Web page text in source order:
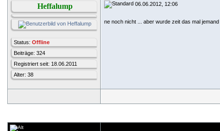
Heffalump
Status: Offline
Beiträge: 324
Registriert seit: 18.06.2011
Alter: 38
06.06.2012, 12:06
ne noch nicht ... aber wurde zeit das mal